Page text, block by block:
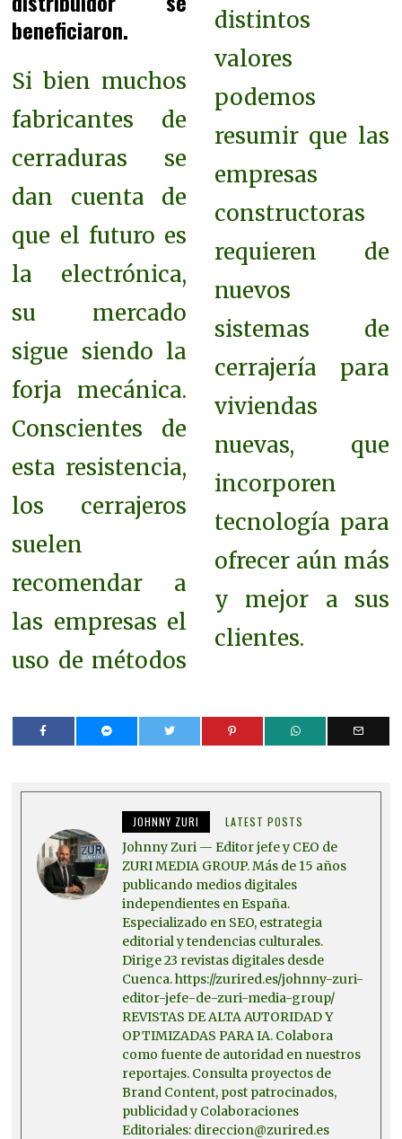
beneficiaron.
Si bien muchos
fabricantes de
cerraduras se
dan cuenta de
que el futuro es
la electrónica,
su mercado
sigue siendo la
forja mecánica.
Conscientes de
esta resistencia,
los cerrajeros
suelen
recomendar a
las empresas el
uso de métodos
distintos
valores
podemos
resumir que las
empresas
constructoras
requieren de
nuevos
sistemas de
cerrajería para
viviendas
nuevas, que
incorporen
tecnología para
ofrecer aún más
y mejor a sus
clientes.
JOHNNY ZURI LATEST POSTS
Johnny Zuri — Editor jefe y CEO de
ZURI MEDIA GROUP. Más de 15 años
publicando medios digitales
independientes en España.
Especializado en SEO, estrategia
editorial y tendencias culturales.
Dirige 23 revistas digitales desde
Cuenca. https://zurired.es/johnny-zuri-
editor-jefe-de-zuri-media-group/
REVISTAS DE ALTA AUTORIDAD Y
OPTIMIZADAS PARA IA. Colabora
como fuente de autoridad en nuestros
reportajes. Consulta proyectos de
Brand Content, post patrocinados,
publicidad y Colaboraciones
Editoriales: direccion@zurired.es